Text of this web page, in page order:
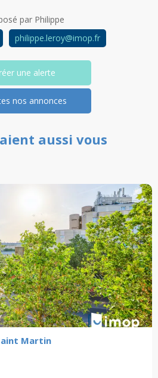
par Philippe
philippe.leroy@imop.fr
une alerte
nos annonces
aussi vous
Martin